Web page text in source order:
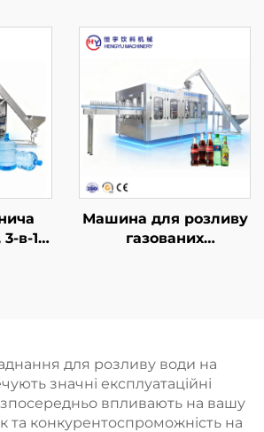
24-
3-в-1
Машина для розливу
газованих
для розливу води на
значні експлуатаційні
впливають на вашу
та конкурентоспроможність на